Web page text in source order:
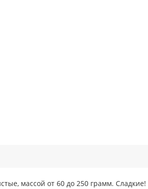
массой от 60 до 250 грамм.